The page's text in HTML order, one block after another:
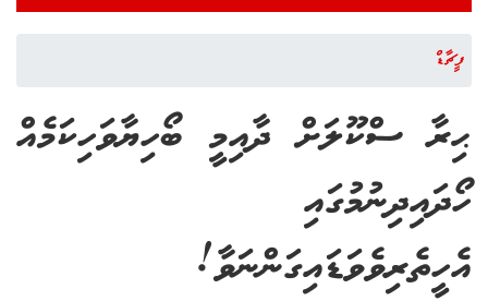
ފީޗާޑް
ޙިރާ ސްކޫލަށް ދާއިމީ ބޯހިޔާވަހިކަމެއް
ހޯދައިދިނުމުގައި
އެހީތެރިވެވަޑައިގަންނަވާ!